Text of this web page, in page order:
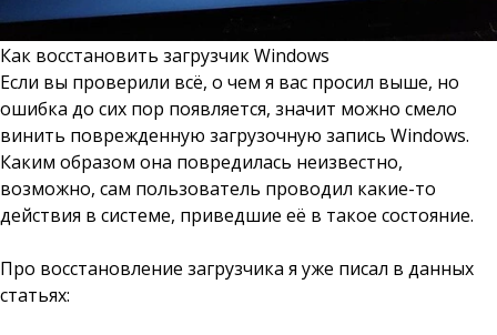
Как восстановить загрузчик Windows
Если вы проверили всё, о чем я вас просил выше, но
ошибка до сих пор появляется, значит можно смело
винить поврежденную загрузочную запись Windows.
Каким образом она повредилась неизвестно,
возможно, сам пользователь проводил какие-то
действия в системе, приведшие её в такое состояние.
Про восстановление загрузчика я уже писал в данных
статьях: